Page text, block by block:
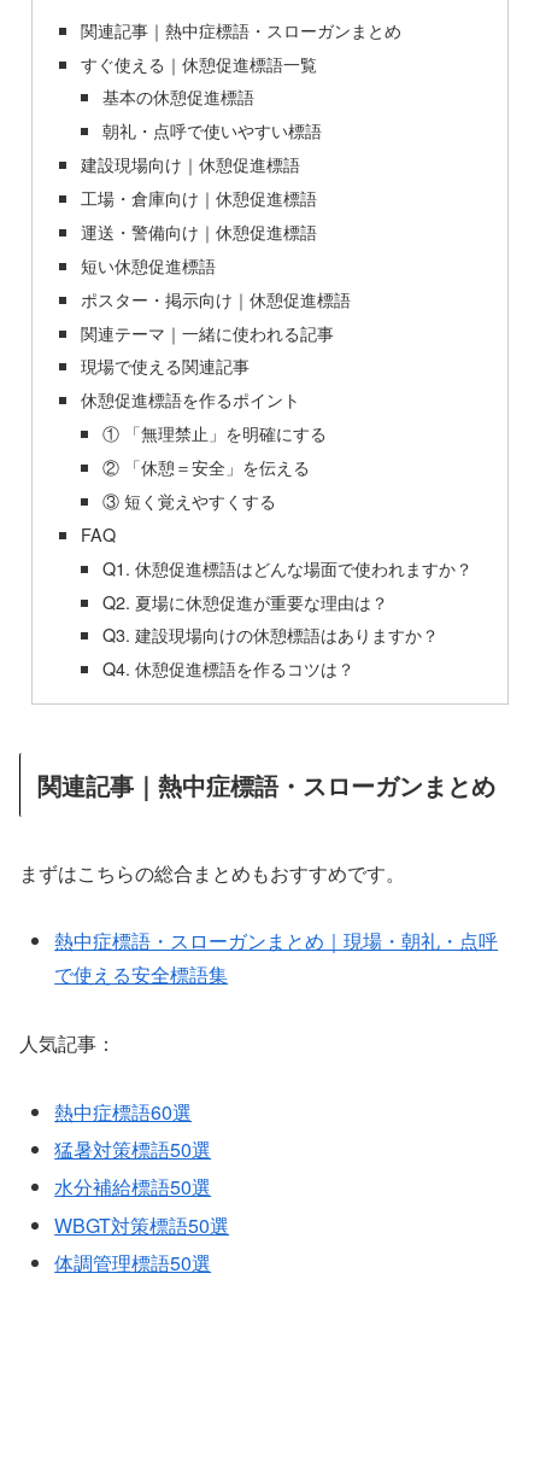
関連記事｜熱中症標語・スローガンまとめ
すぐ使える｜休憩促進標語一覧
基本の休憩促進標語
朝礼・点呼で使いやすい標語
建設現場向け｜休憩促進標語
工場・倉庫向け｜休憩促進標語
運送・警備向け｜休憩促進標語
短い休憩促進標語
ポスター・掲示向け｜休憩促進標語
関連テーマ｜一緒に使われる記事
現場で使える関連記事
休憩促進標語を作るポイント
① 「無理禁止」を明確にする
② 「休憩＝安全」を伝える
③ 短く覚えやすくする
FAQ
Q1. 休憩促進標語はどんな場面で使われますか？
Q2. 夏場に休憩促進が重要な理由は？
Q3. 建設現場向けの休憩標語はありますか？
Q4. 休憩促進標語を作るコツは？
関連記事｜熱中症標語・スローガンまとめ
まずはこちらの総合まとめもおすすめです。
熱中症標語・スローガンまとめ｜現場・朝礼・点呼
で使える安全標語集
人気記事：
熱中症標語60選
猛暑対策標語50選
水分補給標語50選
WBGT対策標語50選
体調管理標語50選